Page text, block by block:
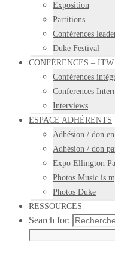
Exposition
Partitions
Conférences
Duke Festival
CONFÉRENCES – ITW
Conférences
Conferences
Interviews
ESPACE ADHÉRENTS
Adhésion / don
Adhésion / don
Expo Ellington
Photos Music is
Photos Duke
RESSOURCES
Search for: